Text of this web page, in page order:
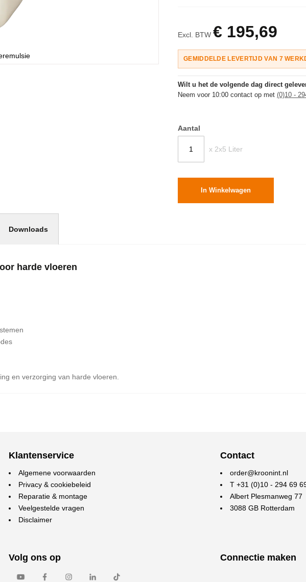
Excl. BTW € 195,69
GEMIDDELDE LEVERTIJD VAN 7
Wilt u het de volgende dag direct
Neem voor 10:00 contact op met (0)10 -
Aantal
x 2x5 Liter
In Winkelwagen
harde vloeren
en verzorging van harde vloeren.
Downloads
Klantenservice
Algemene voorwaarden
Privacy & cookiebeleid
Reparatie & montage
Veelgestelde vragen
Disclaimer
Volg ons op
Contact
order@kroonint.nl
T +31 (0)10 - 294 69
Albert Plesmanweg 77
3088 GB Rotterdam
Connectie maken